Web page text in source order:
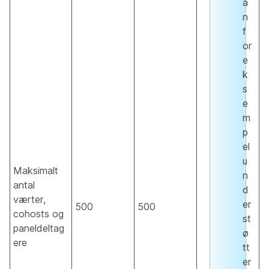
Maksimalt
antal
værter,
cohosts og
paneldeltag
ere
500 500
a
n
f
or
e
k
s
e
m
p
el
u
n
d
er
st
ø
tt
er